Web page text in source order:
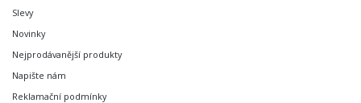
Slevy
Novinky
Nejprodávanější produkty
Napište nám
Reklamační podmínky